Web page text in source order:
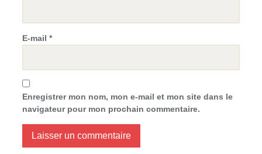
E-mail *
Enregistrer mon nom, mon e-mail et mon site dans le
navigateur pour mon prochain commentaire.